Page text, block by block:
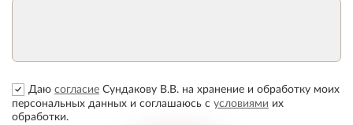
Даю согласие Сундакову В.В. на хранение и обработку моих
персональных данных и соглашаюсь с условиями их
обработки.